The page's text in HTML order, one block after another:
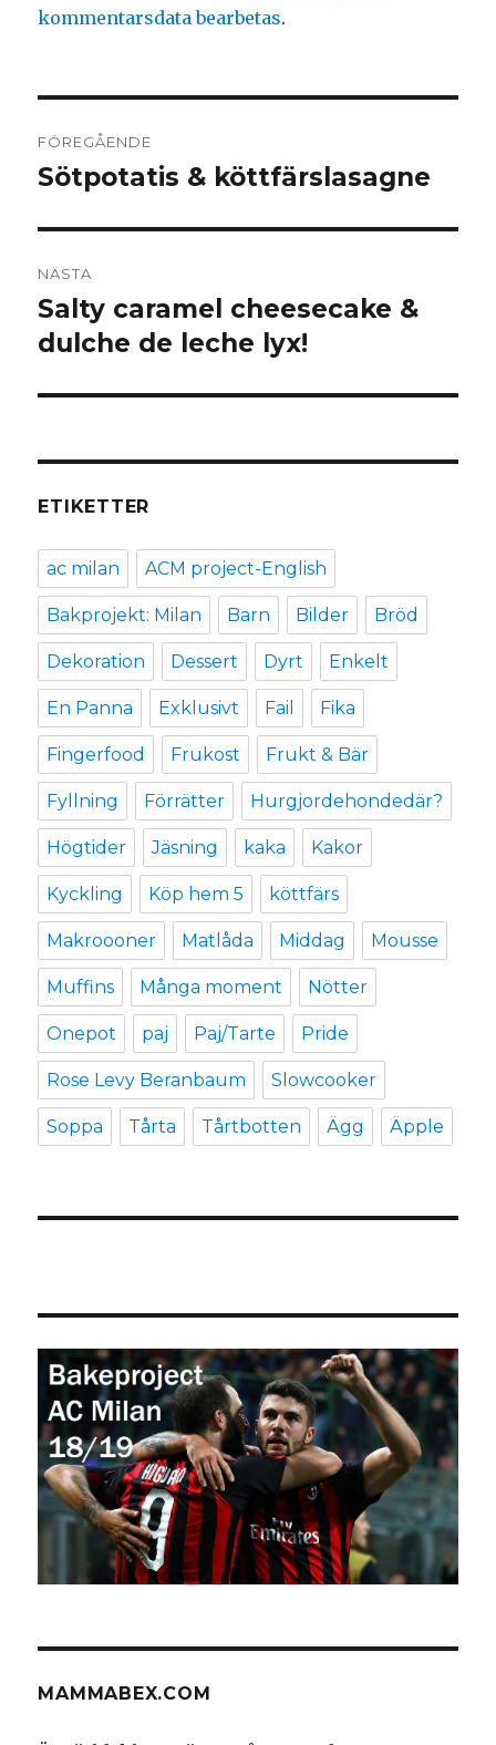
kommentarsdata bearbetas.
FÖREGÅENDE
Föregående
Sötpotatis & köttfärslasagne
NÄSTA
Nästa
inlägg:
Salty caramel cheesecake &
dulche de leche lyx!
ETIKETTER
ac milan ACM project-English
Bakprojekt: Milan Barn Bilder Bröd
Dekoration Dessert Dyrt Enkelt
En Panna Exklusivt Fail Fika
Fingerfood Frukost Frukt & Bär
Fyllning Förrätter Hurgjordehondedär?
Högtider Jäsning kaka Kakor
Kyckling Köp hem 5 köttfärs
Makroooner Matlåda Middag Mousse
Muffins Många moment Nötter
Onepot paj Paj/Tarte Pride
Rose Levy Beranbaum Slowcooker
Soppa Tårta Tårtbotten Ägg Äpple
MAMMABEX.COM